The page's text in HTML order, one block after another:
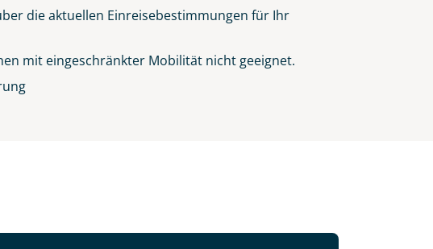
die aktuellen Einreisebestimmungen für Ihr
mit eingeschränkter Mobilität nicht geeignet.